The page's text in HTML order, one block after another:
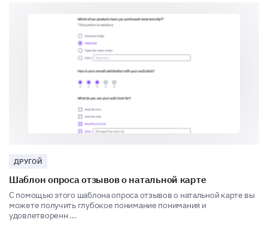
1 (Poor) to 10 (Excellent)
Clarity of explanations
Responsiveness to questions
Ability to keep discussions focused and productive
Tutor Evaluation
This section aims to examine your overall
impressions and satisfaction with your tutor.
ДРУГОЙ
Шаблон опроса отзывов о натальной карте
С помощью этого шаблона опроса отзывов о натальной карте вы
можете получить глубокое понимание понимания и
удовлетворенн ...